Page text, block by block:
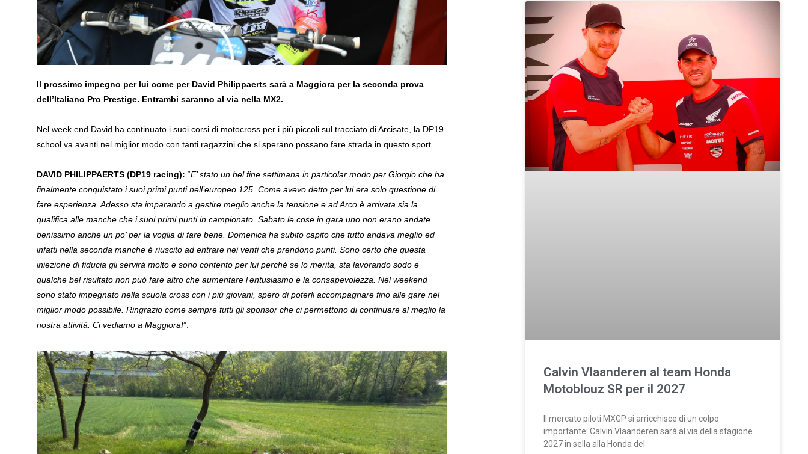
Il prossimo impegno per lui come per David Philippaerts sarà a Maggiora per la seconda prova
dell’Italiano Pro Prestige. Entrambi saranno al via nella MX2.
Nel week end David ha continuato i suoi corsi di motocross per i più piccoli sul tracciato di Arcisate, la DP19
school va avanti nel miglior modo con tanti ragazzini che si sperano possano fare strada in questo sport.
DAVID PHILIPPAERTS (DP19 racing): “E’ stato un bel fine settimana in particolar modo per Giorgio che ha
finalmente conquistato i suoi primi punti nell’europeo 125. Come avevo detto per lui era solo questione di
fare esperienza. Adesso sta imparando a gestire meglio anche la tensione e ad Arco è arrivata sia la
qualifica alle manche che i suoi primi punti in campionato. Sabato le cose in gara uno non erano andate
benissimo anche un po’ per la voglia di fare bene. Domenica ha subito capito che tutto andava meglio ed
infatti nella seconda manche è riuscito ad entrare nei venti che prendono punti. Sono certo che questa
iniezione di fiducia gli servirà molto e sono contento per lui perché se lo merita, sta lavorando sodo e
qualche bel risultato non può fare altro che aumentare l’entusiasmo e la consapevolezza. Nel weekend
sono stato impegnato nella scuola cross con i più giovani, spero di poterli accompagnare fino alle gare nel
miglior modo possibile. Ringrazio come sempre tutti gli sponsor che ci permettono di continuare al meglio la
nostra attività. Ci vediamo a Maggiora!”.
Calvin Vlaanderen al team Honda
Motoblouz SR per il 2027
Il mercato piloti MXGP si arricchisce di un colpo
importante: Calvin Vlaanderen sarà al via della stagione
2027 in sella alla Honda del